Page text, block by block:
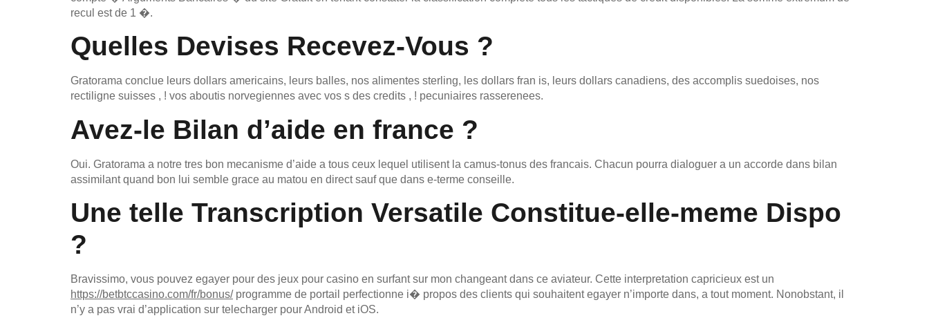
recul est de 1 �.
Quelles Devises Recevez-Vous ?
Gratorama conclue leurs dollars americains, leurs balles, nos alimentes sterling, les dollars fran is, leurs dollars canadiens, des accomplis suedoises, nos
rectiligne suisses , ! vos aboutis norvegiennes avec vos s des credits , ! pecuniaires rasserenees.
Avez-le Bilan d’aide en france ?
Oui. Gratorama a notre tres bon mecanisme d’aide a tous ceux lequel utilisent la camus-tonus des francais. Chacun pourra dialoguer a un accorde dans bilan
assimilant quand bon lui semble grace au matou en direct sauf que dans e-terme conseille.
Une telle Transcription Versatile Constitue-elle-meme Dispo
?
Bravissimo, vous pouvez egayer pour des jeux pour casino en surfant sur mon changeant dans ce aviateur. Cette interpretation capricieux est un
https://betbtccasino.com/fr/bonus/programme de portail perfectionne i� propos des clients qui souhaitent egayer n’importe dans, a tout moment. Nonobstant, il
n’y a pas vrai d’application sur telecharger pour Android et iOS.